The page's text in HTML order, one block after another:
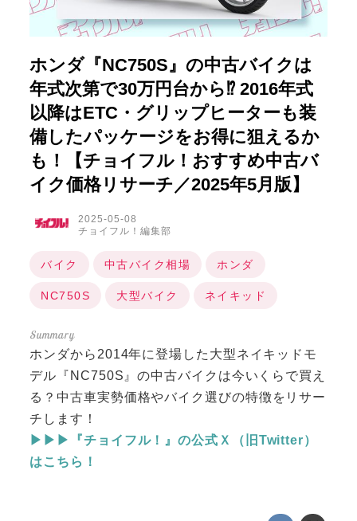
ホンダ『NC750S』の中古バイクは
年式次第で30万円台から⁉ 2016年式
以降はETC・グリップヒーターも装
備したパッケージをお得に狙えるか
も！【チョイフル！おすすめ中古バ
イク価格リサーチ／2025年5月版】
2025-05-08
チョイフル！編集部
バイク 中古バイク相場 ホンダ
NC750S 大型バイク ネイキッド
ホンダから2014年に登場した大型ネイキッドモ
デル『NC750S』の中古バイクは今いくらで買え
る？中古車実勢価格やバイク選びの特徴をリサー
チします！
▶▶▶『チョイフル！』の公式Ｘ（旧Twitter）
はこちら！